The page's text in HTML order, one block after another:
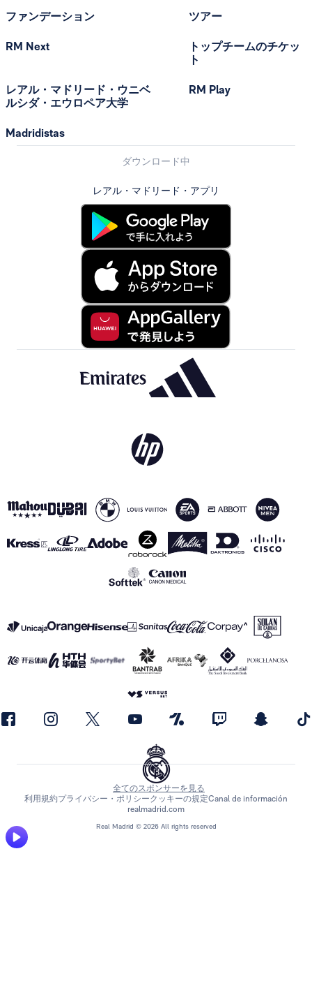
ファンデーション
RM Next
レアル・マドリード・ウニベ
ルシダ・エウロペア大学
Madridistas
ツアー
トップチームのチケッ
ト
RM Play
ダウンロード中
レアル・マドリード・アプリ
Real Madrid © 2026 All rights reserved
全てのスポンサーを見る
利用規約プライバシー・ポリシークッキーの規定Canal de información
realmadrid.com